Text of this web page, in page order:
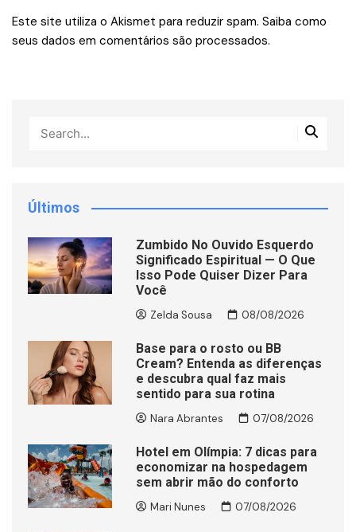
Este site utiliza o Akismet para reduzir spam. Saiba como
seus dados em comentários são processados.
Últimos
Zumbido No Ouvido Esquerdo
Significado Espiritual — O Que
Isso Pode Quiser Dizer Para
Você
Zelda Sousa 08/08/2026
Base para o rosto ou BB
Cream? Entenda as diferenças
e descubra qual faz mais
sentido para sua rotina
Nara Abrantes 07/08/2026
Hotel em Olímpia: 7 dicas para
economizar na hospedagem
sem abrir mão do conforto
Mari Nunes 07/08/2026